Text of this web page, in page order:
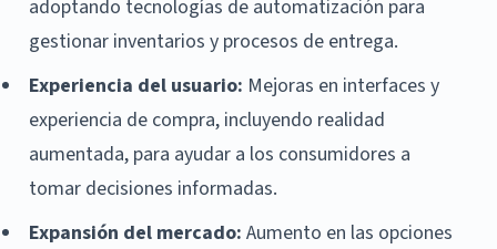
adoptando tecnologías de automatización para
gestionar inventarios y procesos de entrega.
Experiencia del usuario: Mejoras en interfaces y
experiencia de compra, incluyendo realidad
aumentada, para ayudar a los consumidores a
tomar decisiones informadas.
Expansión del mercado: Aumento en las opciones